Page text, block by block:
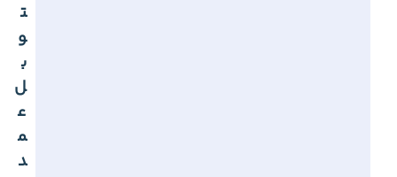
ت
و
ب
ل
ع
م
د